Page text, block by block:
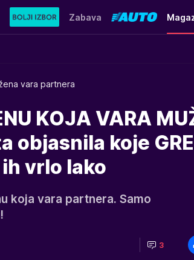
Zabava
vara partnera
KOJA VARA
objasnila koje
vrlo lako
koja vara partnera. Samo
3